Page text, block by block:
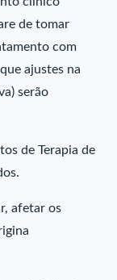
de tomar
com
ajustes na
serão
de Terapia de
afetar os